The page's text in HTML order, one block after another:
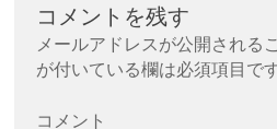
コメントを残す
メールアドレスが公開される
が付いている欄は必須項目で
コメント